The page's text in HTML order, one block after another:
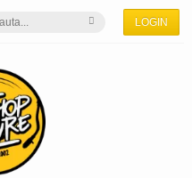
LOGIN